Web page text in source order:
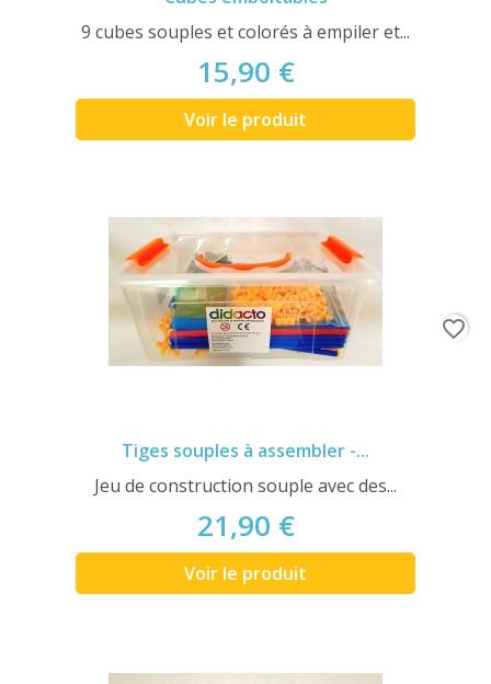
9 cubes souples et colorés à empiler et...
15,90 €
Voir le produit
Tiges souples à assembler -...
Jeu de construction souple avec des...
21,90 €
Voir le produit
favorite_border